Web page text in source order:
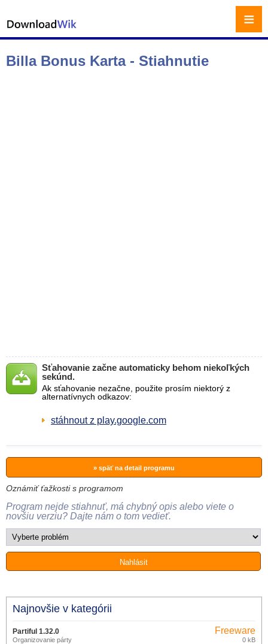
Billa Bonus Karta - Stiahnutie
Sťahovanie začne automaticky behom niekoľkých
sekúnd.
Ak sťahovanie nezačne, použite prosím niektorý z
alternatívnych odkazov:
stáhnout z play.google.com
» späť na detail programu
Oznámiť ťažkosti s programom
Program nejde stiahnuť, má chybný opis alebo viete o
novšiu verziu? Dajte nám o tom vedieť.
Najnovšie v kategórii
Partiful 1.32.0
Organizovanie párty
Freeware
0 kB
≡